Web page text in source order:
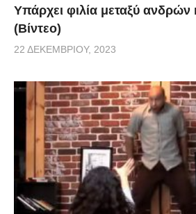
Υπάρχει φιλία μεταξύ ανδρών
(Βίντεο)
22 ΔΕΚΕΜΒΡΊΟΥ, 2023